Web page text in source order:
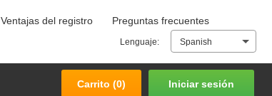
Ventajas del registro Preguntas frecuentes
Lenguaje: Spanish
Carrito (0) Iniciar sesión
Carrito ( 0) Iniciar sesión